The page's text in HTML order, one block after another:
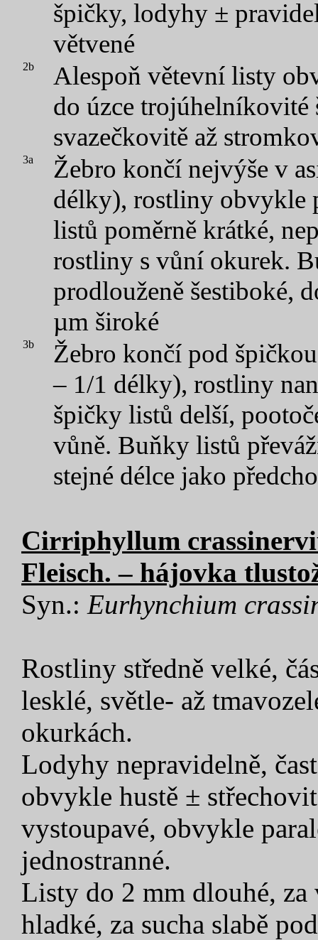
špičky, lodyhy ±
větvené
2b
Alespoň větevní listy
do úzce
svazečkovitě až
3a
Žebro končí nejvýše v
délky), rostliny obvykle
listů poměrně krátké,
rostliny s vůní okurek.
prodlouženě šestiboké,
µm široké
3b
Žebro končí pod
– 1/1 délky), rostliny
špičky listů delší,
vůně. Buňky listů
stejné délce jako
Cirriphyllum
Fleisch. – hájovka
Syn.: Eurhynchium
Rostliny středně velké,
lesklé, světle- až
okurkách.
Lodyhy nepravidelně,
obvykle hustě ±
vystoupavé, obvykle
jednostranné.
Listy do 2 mm dlouhé,
hladké, za sucha slabě